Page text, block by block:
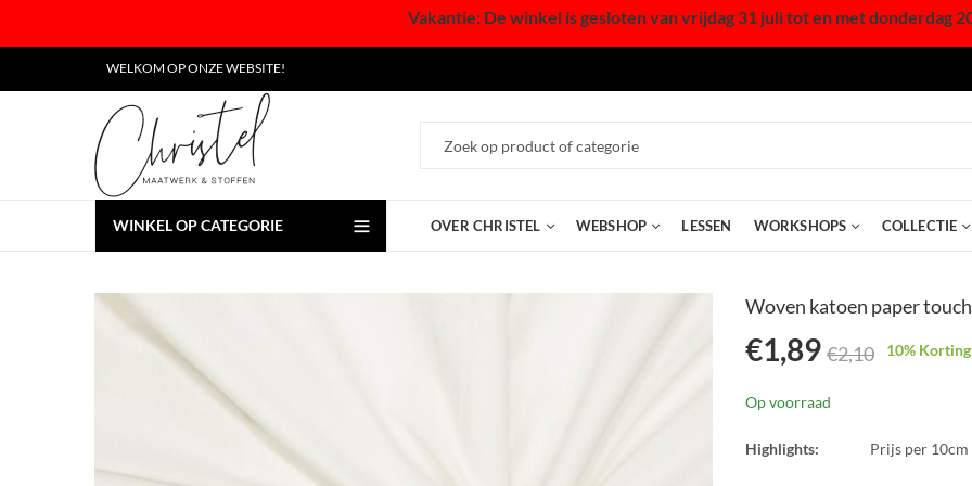
Vakantie: De winkel is gesloten van vrijdag 31 juli tot en met donderdag
WELKOM OP ONZE WEBSITE!
WINKEL OP CATEGORIE OVER CHRISTEL WEBSHOP LESSEN WORKSHOPS COLLECTIE
Woven katoen paper
€1,89 €2,10 10% Korting
Op voorraad
Highlights: Prijs per 10cm